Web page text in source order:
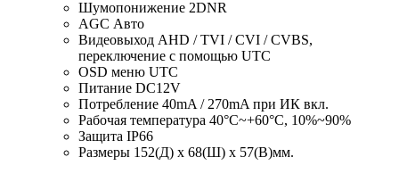
Шумопонижение 2DNR
AGC Авто
Видеовыход AHD / TVI / CVI / CVBS,
переключение с помощью UTC
OSD меню UTC
Питание DC12V
Потребление 40mA / 270mA при ИК вкл.
Рабочая температура 40°C~+60°C, 10%~90%
Защита IP66
Размеры 152(Д) x 68(Ш) x 57(В)мм.